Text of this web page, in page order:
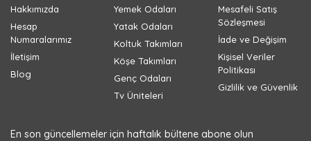
Hakkımızda
Hesap
Numaralarımız
İletişim
Blog
Yemek Odaları
Yatak Odaları
Koltuk Takımları
Köşe Takımları
Genç Odaları
Tv Üniteleri
Mesafeli Satış
Sözleşmesi
İade ve Değişim
Kişisel Veriler
Politikası
Gizlilik ve Güvenlik
En son güncellemeler için haftalık bültene abone olun